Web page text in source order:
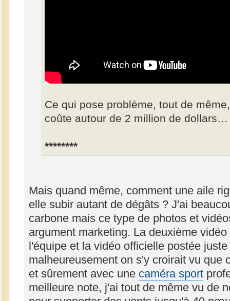
Ce qui pose problème, tout de
coûte autour de 2 million de dollars…
********
Mais quand même, comment une aile
elle subir autant de dégâts ? J'ai
carbone mais ce type de photos et
argument marketing. La deuxième
l'équipe et la vidéo officielle postée
malheureusement on s'y croirait vu que
et sûrement avec une caméra sport
meilleure note, j'ai tout de même vu de